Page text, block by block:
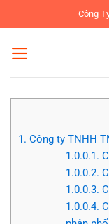
qua
nội
Công
1. Công ty TNHH
1.0.0.1.
1.0.0.2.
1.0.0.3.
1.0.0.4.